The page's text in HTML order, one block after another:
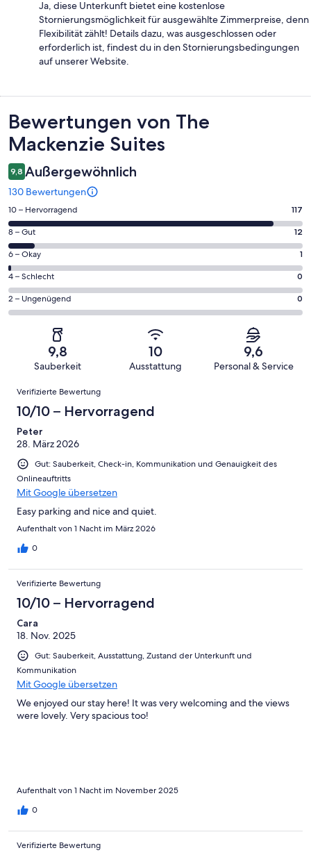
Ja, diese Unterkunft bietet eine kostenlose
Stornierungsmöglichkeit für ausgewählte Zimmerpreise, denn
Flexibilität zählt! Details dazu, was ausgeschlossen oder
erforderlich ist, findest du in den Stornierungsbedingungen
auf unserer Website.
Bewertungen
Bewertungen von The
Mackenzie Suites
9,8 Außergewöhnlich
130 Bewertungen
117
von
insgesamt
130
Gästebewertungen
haben
eine
Bewertung
Hervorragend
10 – Hervorragend 117
12
von
insgesamt
130
Gästebewertungen
haben
Bewertung
Gut
8 – Gut 12
1
von
insgesamt
130
Gästebewertungen
Bewertung
Okay
6 – Okay 1
0
von
insgesamt
Gästebewertungen
von
Schlecht
4 – Schlecht 0
0
von
insgesamt
Gästebewertungen
haben
eine
Bewertung
von
Ungenügend
2 – Ungenügend 0
9,8
Sauberkeit
10
Ausstattung
9,6
Personal & Service
Bewertungen
Verifizierte Bewertung
10/10 – Hervorragend
Peter
28. März 2026
Gut: Sauberkeit, Check-in, Kommunikation und Genauigkeit des
Onlineauftritts
Mit Google übersetzen
Easy parking and nice and quiet.
Aufenthalt von 1 Nacht im März 2026
0
Verifizierte Bewertung
10/10 – Hervorragend
Cara
18. Nov. 2025
Gut: Sauberkeit, Ausstattung, Zustand der Unterkunft und
Kommunikation
Mit Google übersetzen
We enjoyed our stay here! It was very welcoming and the views
were lovely. Very spacious too!
Aufenthalt von 1 Nacht im November 2025
0
Verifizierte Bewertung